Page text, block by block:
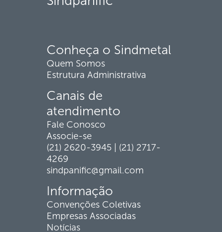
Conheça o Sindmetal
Quem Somos
Estrutura Administrativa
Canais de
atendimento
Fale Conosco
Associe-se
(21) 2620-3945 | (21) 2717-
4269
sindpanific@gmail.com
Informação
Convenções Coletivas
Empresas Associadas
Notícias